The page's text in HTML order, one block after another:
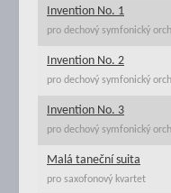
Invention No. 1
pro dechový symfonický
Invention No. 2
pro dechový symfonický
Invention No. 3
pro dechový symfonický
Malá taneční suita
pro saxofonový kvartet